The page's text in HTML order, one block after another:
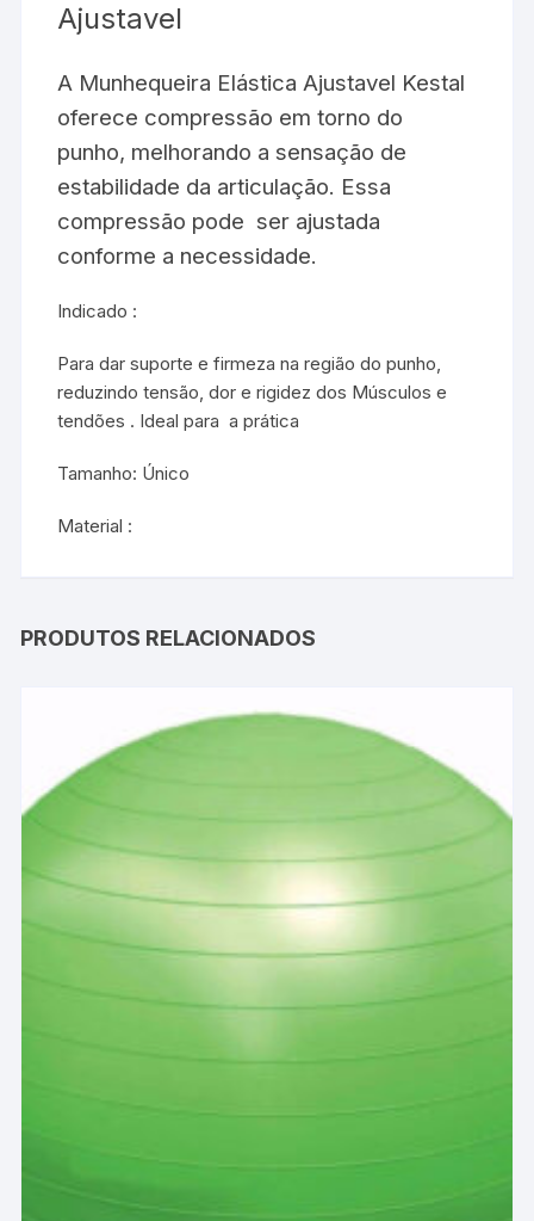
Ajustavel
A Munhequeira Elástica Ajustavel Kestal
oferece compressão em torno do
punho, melhorando a sensação de
estabilidade da articulação. Essa
compressão pode ser ajustada
conforme a necessidade.
Indicado :
Para dar suporte e firmeza na região do punho,
reduzindo tensão, dor e rigidez dos Músculos e
tendões . Ideal para a prática
Tamanho: Único
Material :
PRODUTOS RELACIONADOS